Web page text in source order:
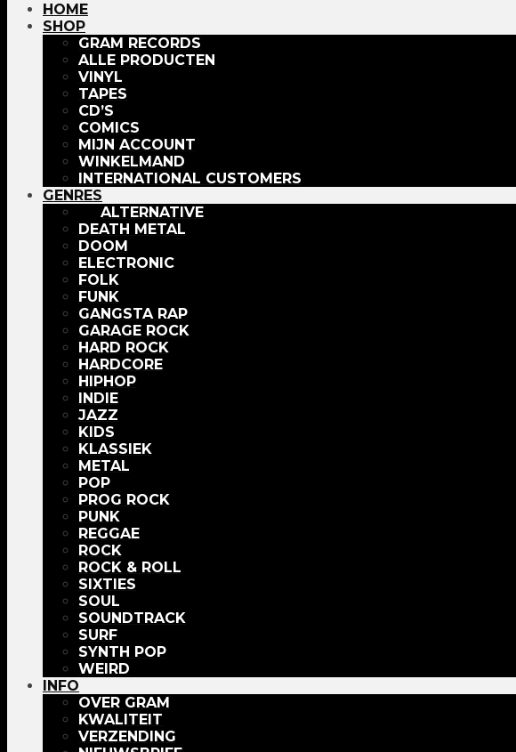
HOME
SHOP
GRAM RECORDS
ALLE PRODUCTEN
VINYL
TAPES
CD’S
COMICS
MIJN ACCOUNT
WINKELMAND
INTERNATIONAL CUSTOMERS
GENRES
ALTERNATIVE
DEATH METAL
DOOM
ELECTRONIC
FOLK
FUNK
GANGSTA RAP
GARAGE ROCK
HARD ROCK
HARDCORE
HIPHOP
INDIE
JAZZ
KIDS
KLASSIEK
METAL
POP
PROG ROCK
PUNK
REGGAE
ROCK
ROCK & ROLL
SIXTIES
SOUL
SOUNDTRACK
SURF
SYNTH POP
WEIRD
INFO
OVER GRAM
KWALITEIT
VERZENDING